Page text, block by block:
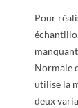
Pour
Normale
utilise la
deux